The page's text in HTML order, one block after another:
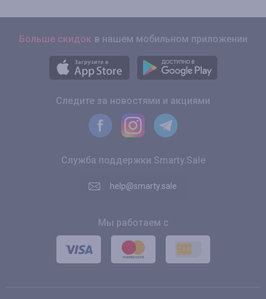
Больше скидок в нашем мобильном приложении
Следите за новостями и акциями
Служба поддержки Smarty.Sale
help@smarty.sale
Мы работаем с